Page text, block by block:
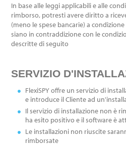
In base alle leggi applicabili e alle
rimborso, potresti avere diritto a
(meno le spese bancarie) a
siano in contraddizione con le
descritte di seguito
SERVIZIO
FlexiSPY offre un servizio di
e introduce il Cliente ad
Il servizio di installazione non è
ha esito positivo e il software è
Le installazioni non riuscite
rimborsate